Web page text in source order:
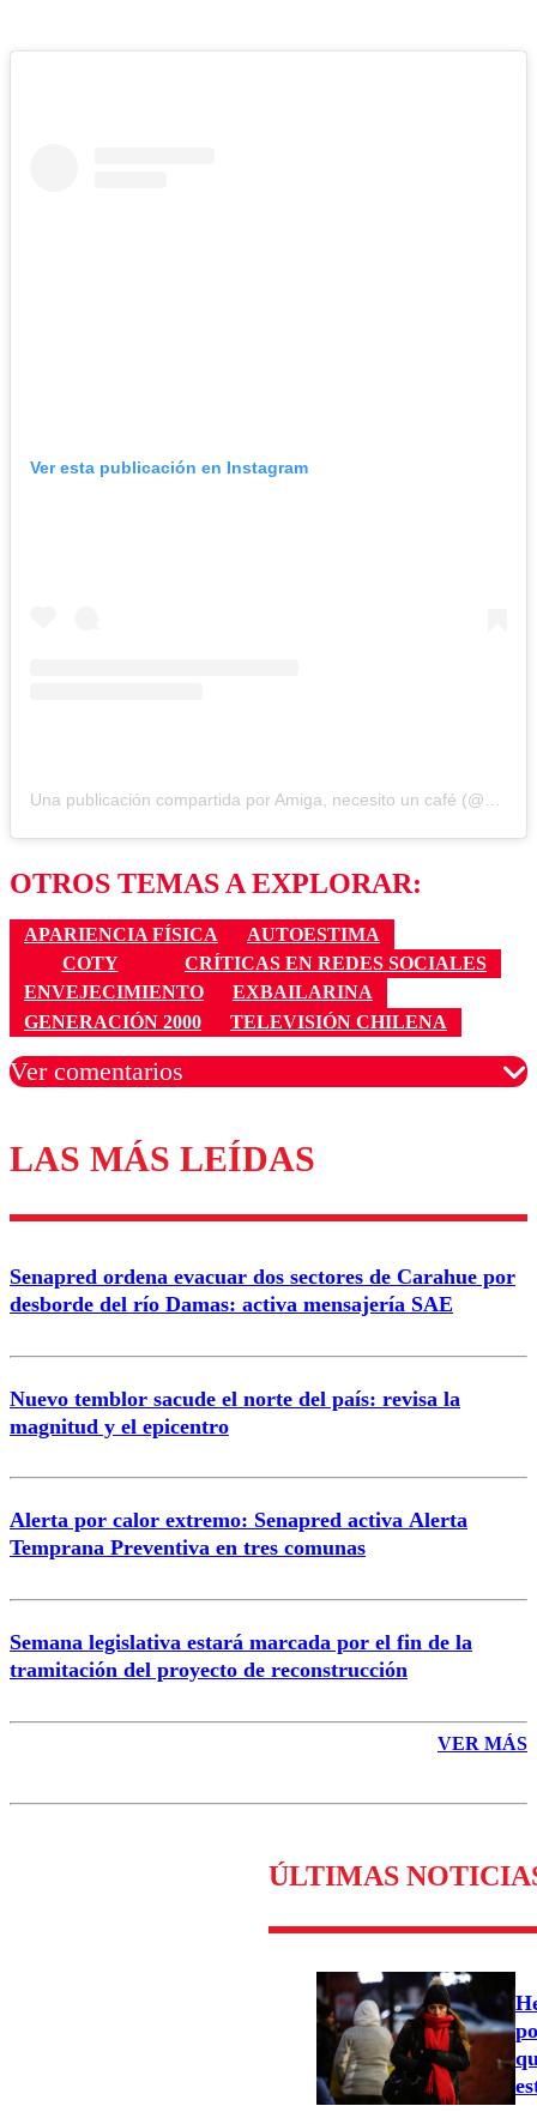
Ver esta publicación en Instagram
Una publicación compartida por Amiga, necesito un café (@amiganecesitouncafe)
OTROS TEMAS A EXPLORAR:
APARIENCIA FÍSICA
AUTOESTIMA
COTY
CRÍTICAS EN REDES SOCIALES
ENVEJECIMIENTO
EXBAILARINA
GENERACIÓN 2000
TELEVISIÓN CHILENA
Ver comentarios
Los comentarios son moderados para garantizar un
diálogo respetuoso.
Correo
LAS MÁS LEÍDAS
Senapred ordena evacuar dos sectores de Carahue por
desborde del río Damas: activa mensajería SAE
Nuevo temblor sacude el norte del país: revisa la
magnitud y el epicentro
Alerta por calor extremo: Senapred activa Alerta
Temprana Preventiva en tres comunas
Semana legislativa estará marcada por el fin de la
tramitación del proyecto de reconstrucción
VER MÁS
ÚLTIMAS